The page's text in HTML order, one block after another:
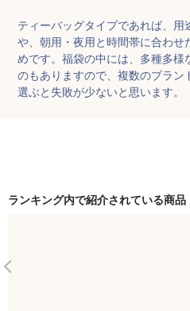
ティーバッグタイプであれば、
や、朝用・夜用と時間帯に合わ
めです。福袋の中には、多種多様
のもありますので、複数のブラン
選ぶと失敗が少ないと思います。
ランキング内で紹介されている商品